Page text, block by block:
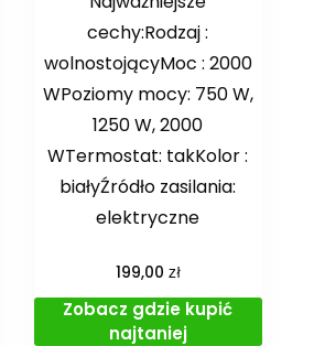
cechy:Rodzaj :
wolnostojącyMoc : 2000
WPoziomy mocy: 750 W,
1250 W, 2000
WTermostat: takKolor :
białyŹródło zasilania:
elektryczne
199,00 zł
Zobacz gdzie kupić
najtaniej